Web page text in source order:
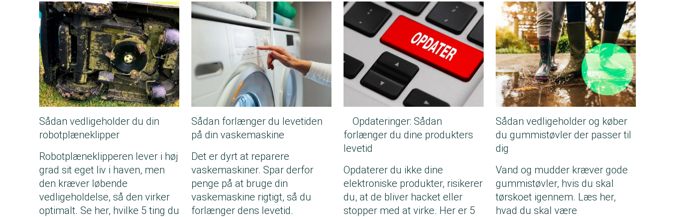
Sådan vedligeholder du din
robotplæneklipper
Robotplæneklipperen lever i høj
grad sit eget liv i haven, men
den kræver løbende
vedligeholdelse, så den virker
optimalt. Se her, hvilke 5 ting du
Sådan forlænger du levetiden
på din vaskemaskine
Det er dyrt at reparere
vaskemaskiner. Spar derfor
penge på at bruge din
vaskemaskine rigtigt, så du
forlænger dens levetid.
Opdateringer: Sådan
forlænger du dine produkters
levetid
Opdaterer du ikke dine
elektroniske produkter, risikerer
du, at de bliver hacket eller
stopper med at virke. Her er 5
Sådan vedligeholder og køber
du gummistøvler der passer til
dig
Vand og mudder kræver gode
gummistøvler, hvis du skal
tørskoet igennem. Læs her,
hvad du skal være